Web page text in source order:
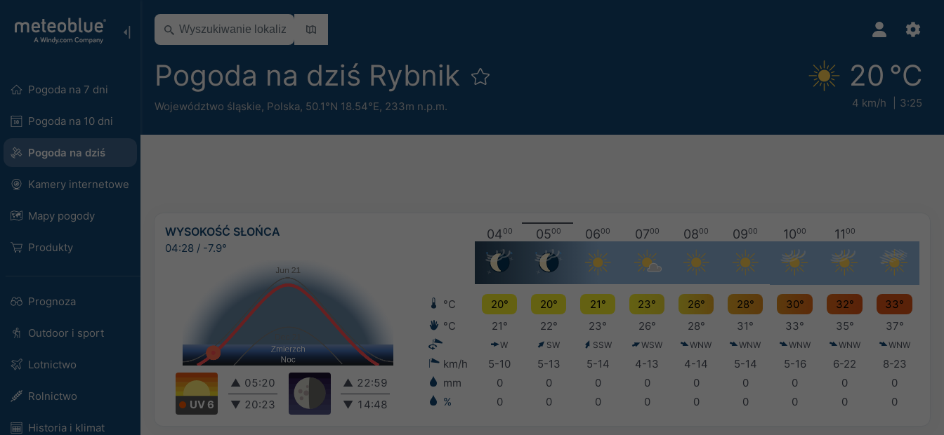
Pogoda na 7 dni
Pogoda na 10 dni
Pogoda na dziś
Kamery internetowe
Mapy pogody
Produkty
Prognoza
Outdoor i sport
Lotnictwo
Rolnictwo
Historia i klimat
Pogoda na dziś Rybnik
Województwo śląskie, Polska, 50.1°N 18.54°E, 233m n.p.m.
20 °C
4 km/h 3:25
WYSOKOŚĆ SŁOŃCA
04:28 / -7.9°
UV 6
▲ 05:20
▼ 20:23
▲ 22:59
▼ 14:48
0400 0500 0600 0700 0800 0900 1000 1100
°C 20° 20° 21° 23° 26° 28° 30° 32°
33°
°C
21° 22° 23° 26° 28° 31° 33° 35° 37°
W SW SSW WSW WNW WNW WNW WNW WNW
km/h 5-10 5-13 5-14 4-13 4-14 5-14 5-16 6-22
8-23
mm
0 0 0 0 0 0 0 0
0
%
0 0 0 0 0 0 0 0 0